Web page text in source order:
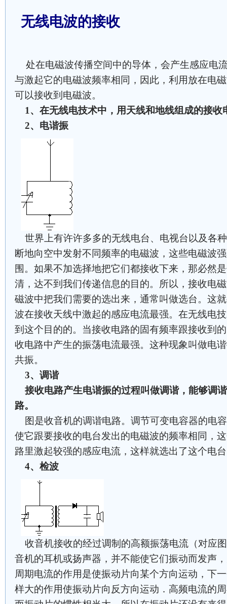
无线电波的接收
处在电磁波传播空间中的导体，会产生感应电
与激起它的电磁波频率相同，因此，利用放在电
可以接收到电磁波。
1、在无线电技术中，用天线和地线组成的接收
2、电谐振
世界上有许许多多的无线电台、电视台以及各
断地向空中发射不同频率的电磁波，这些电磁波
围。如果不加选择地把它们都接收下来，那必然
清，达不到我们传递信息的目的。所以，接收电
磁波中把我们需要的选出来，通常叫做选台。这
波在接收天线中激起的感应电流最强。在无线电
到这个目的的。当接收电路的固有频率跟接收到
收电路中产生的振荡电流最强。这种现象叫做电
共振。
3、调谐
接收电路产生电谐振的过程叫做调谐，能够调
路。
图是收音机的调谐电路。调节可变电容器的电
使它跟要接收的电台发出的电磁波的频率相同，
路里激起较强的感应电流，这样就选出了这个电
4、检波
收音机接收的经过调制的高额振荡电流（对应
音机的耳机或扬声器，并不能使它们振动而发声
周期电流的作用是使振动片向某个方向运动，下
样大的作用使振动片向反方向运动．高频电流的